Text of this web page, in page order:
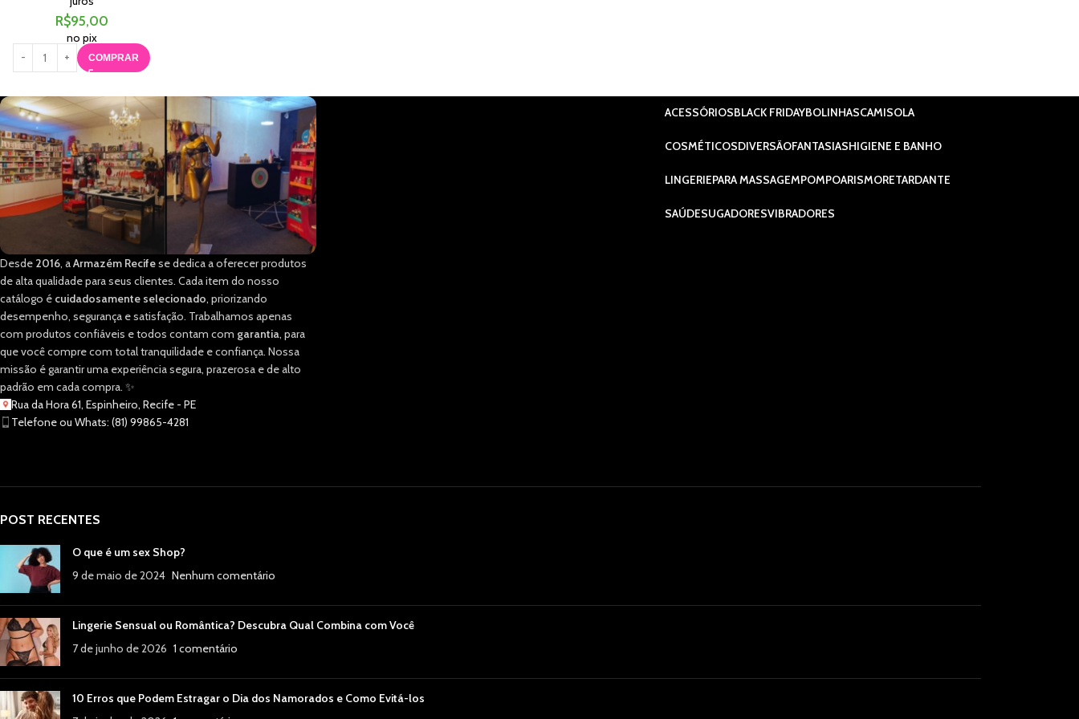
R$95,00
no pix
COMPRAR
Desde 2016, aArmazém Recifese dedica a oferecer produtos
de alta qualidade para seus clientes. Cada item do nosso
catálogo é cuidadosamente selecionado, priorizando
desempenho, segurança e satisfação. Trabalhamos apenas
com produtos confiáveis e todos contam com garantia, para
que você compre com total tranquilidade e confiança. Nossa
missão é garantir uma experiência segura, prazerosa e de alto
padrão em cada compra. ✨
Rua da Hora 61, Espinheiro, Recife - PE
Telefone ou Whats: (81) 99865-4281
ACESSÓRIOSBLACK FRIDAYBOLINHASCAMISOLA
COSMÉTICOSDIVERSÃOFANTASIASHIGIENE E BANHO
LINGERIEPARA MASSAGEMPOMPOARISMORETARDANTE
SAÚDESUGADORESVIBRADORES
POST RECENTES
O que é um sex Shop?
9 de maio de 2024 Nenhum comentário
Lingerie Sensual ou Romântica? Descubra Qual Combina com Você
7 de junho de 2026 1 comentário
10 Erros que Podem Estragar o Dia dos Namorados e Como Evitá-los